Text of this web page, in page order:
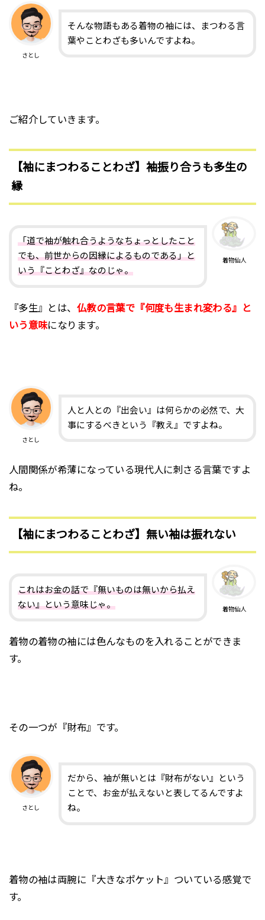
さとし
そんな物語もある着物の袖には、まつわる言
葉やことわざも多いんですよね。
ご紹介していきます。
【袖にまつわることわざ】袖振り合うも多生の
縁
着物仙人
「道で袖が触れ合うようなちょっとしたこと
でも、前世からの因縁によるものである」と
いう『ことわざ』なのじゃ。
『多生』とは、 仏教の言葉で『何度も生まれ変わる』と
いう意味になります。
さとし
人と人との『出会い』は何らかの必然で、大
事にするべきという『教え』ですよね。
人間関係が希薄になっている現代人に刺さる言葉ですよ
ね。
【袖にまつわることわざ】無い袖は振れない
着物仙人
これはお金の話で『無いものは無いから払え
ない』という意味じゃ。
着物の着物の袖には色んなものを入れることができま
す。
その一つが『財布』です。
さとし
だから、袖が無いとは『財布がない』という
ことで、お金が払えないと表してるんですよ
ね。
着物の袖は両腕に『大きなポケット』ついている感覚で
す。